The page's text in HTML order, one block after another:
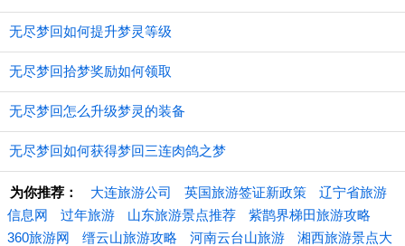
无尽梦回如何提升梦灵等级
无尽梦回拾梦奖励如何领取
无尽梦回怎么升级梦灵的装备
无尽梦回如何获得梦回三连肉鸽之梦
为你推荐： 大连旅游公司 英国旅游签证新政策
辽宁省旅游
信息网
过年旅游 山东旅游景点推荐
紫鹊界梯田旅游攻略
360旅游网
缙云山旅游攻略 河南云台山旅游 湘西旅游景点大